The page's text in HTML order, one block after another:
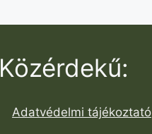
Közérdekű:
Adatvédelmi tájékoztató